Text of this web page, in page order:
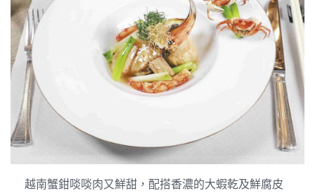
越南蟹鉗啖啖肉又鮮甜，配搭香濃的大蝦乾及鮮腐皮